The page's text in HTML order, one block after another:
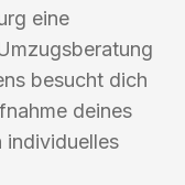
eine
besucht dich
deines
individuelles